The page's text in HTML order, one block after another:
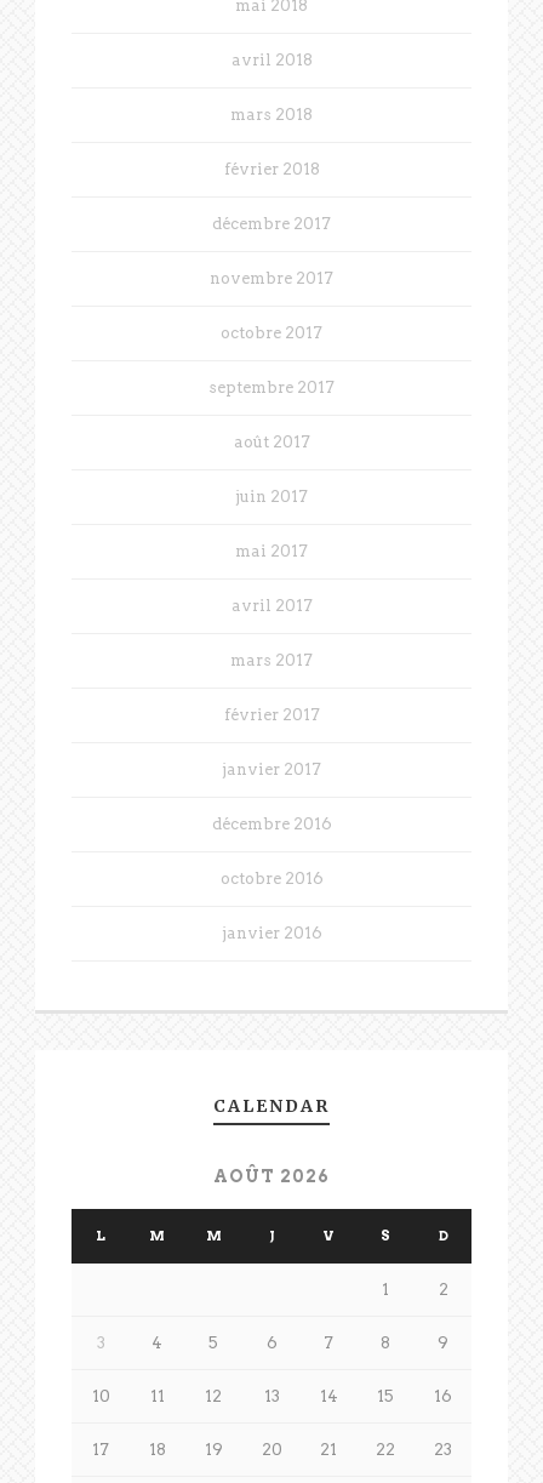
mai 2018
avril 2018
mars 2018
février 2018
décembre 2017
novembre 2017
octobre 2017
septembre 2017
août 2017
juin 2017
mai 2017
avril 2017
mars 2017
février 2017
janvier 2017
décembre 2016
octobre 2016
janvier 2016
CALENDAR
AOÛT 2026
L M M J V S D
1 2
3 4 5 6 7 8 9
10 11 12 13 14 15 16
17 18 19 20 21 22 23